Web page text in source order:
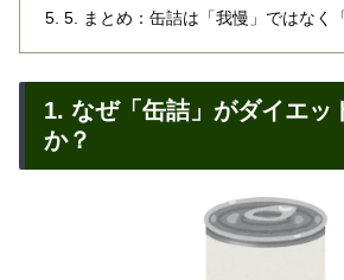
5. まとめ：缶詰は「我慢」ではなく
1. なぜ「缶詰」がダイエッ
か？